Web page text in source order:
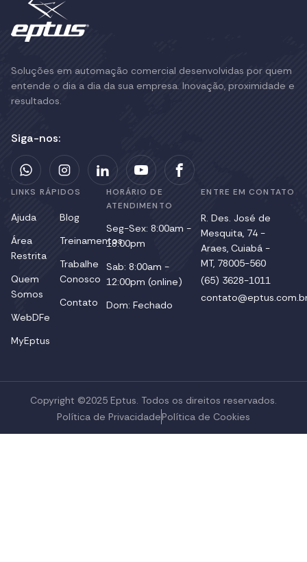
Soluções em automação comercial desenvolvidas por quem
entende o dia a dia da sua empresa. Inovação, proximidade e
resultados.
Siga-nos:
LINKS RÁPIDOS
Ajuda
Área
Restrita
Quem
Somos
WebDFe
MyEptus
Blog
Treinamentos
Trabalhe
Conosco
Contato
HORÁRIO DE
ATENDIMENTO
Seg-Sex: 8:00am -
18:00pm
Sab: 8:00am -
12:00pm (online)
Dom: Fechado
ENTRE EM CONTATO
R. Des. José de
Mesquita, 74 -
Araes, Cuiabá -
MT, 78005-560
(65) 3628-1011
Copyright ©2025 Eptus. Todos os direitos reservados.
Política de PrivacidadePolítica de Cookies